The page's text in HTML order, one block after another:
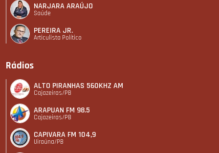
NARJARA ARAÚJO
Saúde
PEREIRA JR.
Articulista Polí­tico
Rádios
ALTO PIRANHAS 560KHZ AM
Cajazeiras/PB
ARAPUAN FM 98.5
Cajazeiras/PB
CAPIVARA FM 104,9
Uiraúna/PB